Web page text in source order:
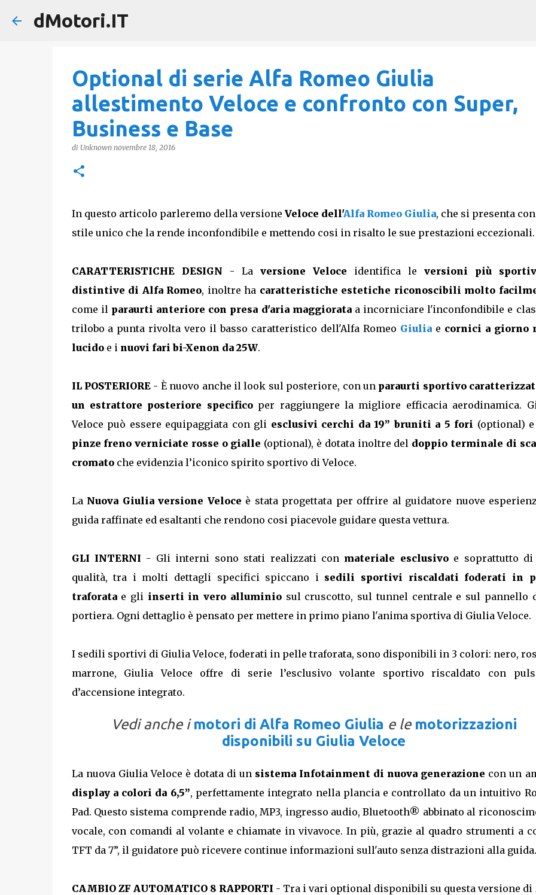
dMotori.IT
Optional di serie Alfa Romeo Giulia
allestimento Veloce e confronto con Super,
Business e Base
di Unknown novembre 18, 2016
In questo articolo parleremo della versione Veloce dell'Alfa Romeo Giulia, che si presenta
stile unico che la rende inconfondibile e mettendo cosi in risalto le sue prestazioni eccezionali.
CARATTERISTICHE DESIGN - La versione Veloce identifica leversioni più
distintive di Alfa Romeo, inoltre ha caratteristiche estetiche riconoscibili molto
come il paraurti anteriore con presa d'aria maggiorataa incorniciare l'inconfondibile e
trilobo a punta rivolta vero il basso caratteristico dell'Alfa Romeo Giuliae cornici a giorno
lucidoe i nuovi fari bi-Xenon da 25W.
IL POSTERIORE- È nuovo anche il look sul posteriore, con un paraurti sportivo
un estrattore posteriore specificoper raggiungere la migliore efficacia aerodinamica.
Veloce può essere equipaggiata con gli esclusivi cerchi da 19” bruniti a 5 fori (optional)
pinze freno verniciate rosse o gialle (optional), è dotata inoltre del doppio terminale di
cromatoche evidenzia l’iconico spirito sportivo di Veloce.
La Nuova Giulia versione Veloce è stata progettata per offrire al guidatore nuove
guida raffinate ed esaltanti che rendono cosi piacevole guidare questa vettura.
GLI INTERNI - Gli interni sono stati realizzati con materiale esclusivoe soprattutto di
qualità, tra i molti dettagli specifici spiccano i sedili sportivi riscaldati foderati in
traforatae gli inserti in vero alluminiosul cruscotto, sul tunnel centrale e sul pannello
portiera. Ogni dettaglio è pensato per mettere in primo piano l'anima sportiva di Giulia Veloce.
I sedili sportivi di Giulia Veloce, foderati in pelle traforata, sono disponibili in 3 colori: nero,
marrone, Giulia Veloce offre di serie l’esclusivo volante sportivo riscaldato con
d’accensione integrato.
Vedi anche imotori di Alfa Romeo Giulia e le motorizzazioni
disponibili su Giulia Veloce
La nuova Giulia Veloce è dotata di un sistema Infotainment di nuova generazione con un
display a colori da 6,5”, perfettamente integrato nella plancia e controllato da un intuitivo
Pad. Questo sistema comprende radio, MP3, ingresso audio, Bluetooth® abbinato al
vocale, con comandi al volante e chiamate in vivavoce. In più, grazie al quadro strumenti a
TFT da 7”, il guidatore può ricevere continue informazioni sull'auto senza distrazioni alla guida.
CAMBIO ZF AUTOMATICO 8 RAPPORTI - Tra i vari optional disponibili su questa versione di